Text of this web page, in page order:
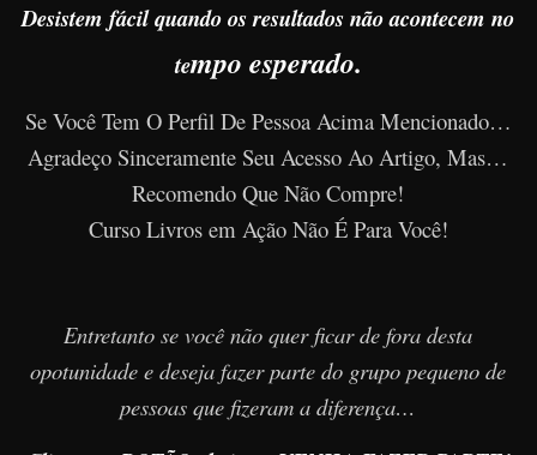
Desistem fácil quando os resultados não acontecem no
tempo esperado.
Se Você Tem O Perfil De Pessoa Acima Mencionado…
Agradeço Sinceramente Seu Acesso Ao Artigo, Mas…
Recomendo Que Não Compre!
Curso Livros em Ação Não É Para Você!
Entretanto se você não quer ficar de fora desta
opotunidade e deseja fazer parte do grupo pequeno de
pessoas que fizeram a diferença…